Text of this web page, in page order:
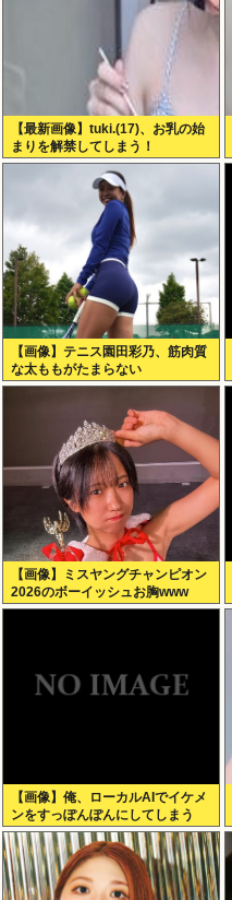
【最新画像】tuki.(17)、お乳の始
まりを解禁してしまう！
【画像】テニス園田彩乃、筋肉質
な太ももがたまらない
【画像】ミスヤングチャンピオン
2026のボーイッシュお胸www
【画像】俺、ローカルAIでイケメ
ンをすっぽんぽんにしてしまう
www